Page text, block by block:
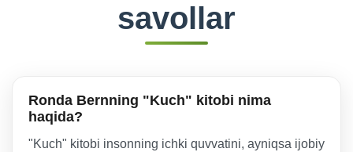
savollar
Ronda Bernning "Kuch" kitobi nima
haqida?
"Kuch" kitobi insonning ichki quvvatini, ayniqsa ijobiy